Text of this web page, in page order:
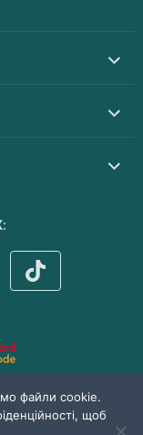
захищені
файли cookie.
щоб